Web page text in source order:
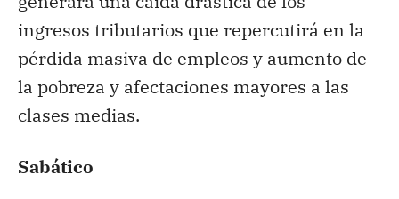
ingresos tributarios que repercutirá en la
pérdida masiva de empleos y aumento de
la pobreza y afectaciones mayores a las
clases medias.
Sabático